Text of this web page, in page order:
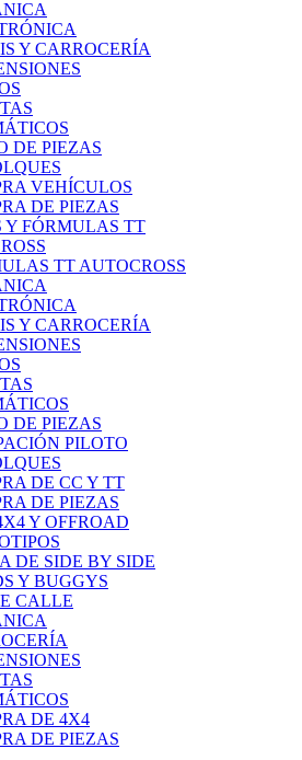
Y CARROCERÍA
DE PIEZAS
VEHÍCULOS
DE PIEZAS
Y FÓRMULAS TT
TT AUTOCROSS
Y CARROCERÍA
DE PIEZAS
PILOTO
DE CC Y TT
DE PIEZAS
Y OFFROAD
DE SIDE BY SIDE
Y BUGGYS
CALLE
DE 4X4
DE PIEZAS